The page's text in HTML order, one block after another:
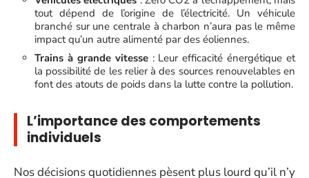
tout dépend de l’origine de l’électricité. Un véhicule
branché sur une centrale à charbon n’aura pas le même
impact qu’un autre alimenté par des éoliennes.
Trains à grande vitesse: Leur efficacité énergétique et
la possibilité de les relier à des sources renouvelables en
font des atouts de poids dans la lutte contre la pollution.
L’importance des comportements
individuels
Nos décisions quotidiennes pèsent plus lourd qu’il n’y